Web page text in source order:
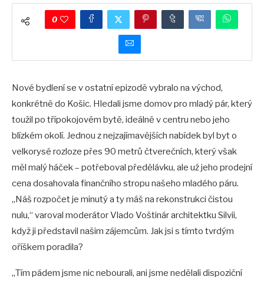
0
Nové bydlení se v ostatní epizodě vybralo na východ,
konkrétně do Košic. Hledali jsme domov pro mladý pár, který
toužil po třípokojovém bytě, ideálně v centru nebo jeho
blízkém okolí. Jednou z nejzajímavějších nabídek byl byt o
velkorysé rozloze přes 90 metrů čtverečních, který však
měl malý háček – potřeboval předělávku, ale už jeho prodejní
cena dosahovala finančního stropu našeho mladého páru.
„Náš rozpočet je minutý a ty máš na rekonstrukci čistou
nulu,“ varoval moderátor Vlado Voštinár architektku Silvii,
když ji představil našim zájemcům. Jak jsi s tímto tvrdým
oříškem poradila?
„Tím pádem jsme nic nebourali, ani jsme nedělali dispoziční